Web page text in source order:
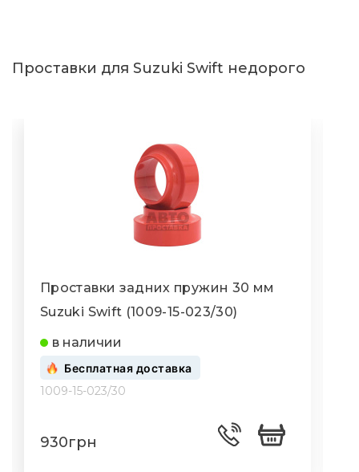
Проставки для Suzuki Swift недорого
Проставки задних пружин 30 мм
Suzuki Swift (1009-15-023/30)
в наличии
Бесплатная доставка
1009-15-023/30
930грн